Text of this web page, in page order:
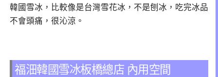
韓國雪冰，比較像是台灣雪花冰，不是刨冰，吃完冰品
不會頭痛，很沁涼。
福沺韓國雪冰板橋總店 內用空間